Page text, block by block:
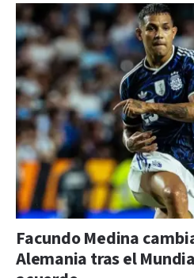
Facundo Medina
Alemania tras el